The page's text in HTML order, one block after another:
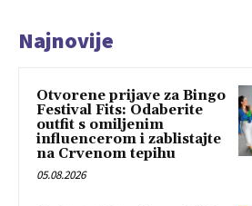
Najnovije
Otvorene prijave za Bingo
Festival Fits: Odaberite
outfit s omiljenim
influencerom i zablistajte
na Crvenom tepihu
05.08.2026